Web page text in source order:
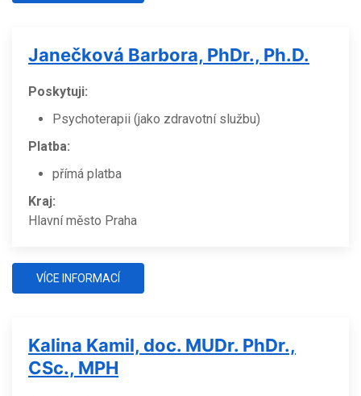
Janečková Barbora, PhDr., Ph.D.
Poskytuji:
Psychoterapii (jako zdravotní službu)
Platba:
přímá platba
Kraj:
Hlavní město Praha
VÍCE INFORMACÍ
Kalina Kamil, doc. MUDr. PhDr.,
CSc., MPH